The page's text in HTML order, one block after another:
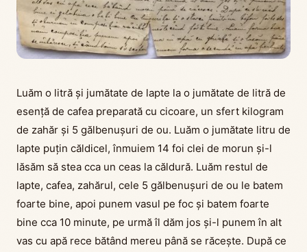
Luăm o litră și jumătate de lapte la o jumătate de litră de
esență de cafea preparată cu cicoare, un sfert kilogram
de zahăr și 5 gălbenușuri de ou. Luăm o jumătate litru de
lapte puțin căldicel, înmuiem 14 foi clei de morun și-l
lăsăm să stea cca un ceas la căldură. Luăm restul de
lapte, cafea, zahărul, cele 5 gălbenușuri de ou le batem
foarte bine, apoi punem vasul pe foc și batem foarte
bine cca 10 minute, pe urmă îl dăm jos și-l punem în alt
vas cu apă rece bătând mereu până se răcește. După ce